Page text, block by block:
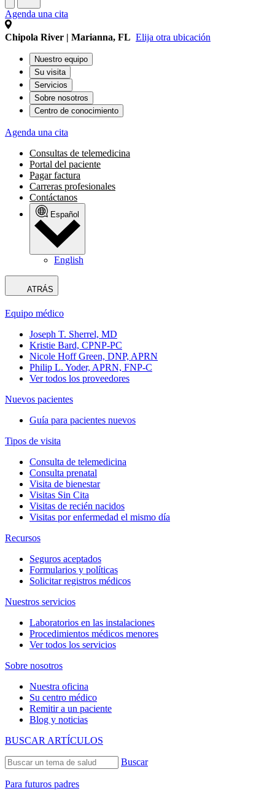
Agenda una cita
Chipola River | Marianna, FL Elija otra ubicación
Nuestro equipo
Su visita
Servicios
Sobre nosotros
Centro de conocimiento
Agenda una cita
Consultas de telemedicina
Portal del paciente
Pagar factura
Carreras profesionales
Contáctanos
Español
English
ATRÁS
Equipo médico
Joseph T. Sherrel, MD
Kristie Bard, CPNP-PC
Nicole Hoff Green, DNP, APRN
Philip L. Yoder, APRN, FNP-C
Ver todos los proveedores
Nuevos pacientes
Guía para pacientes nuevos
Tipos de visita
Consulta de telemedicina
Consulta prenatal
Visita de bienestar
Visitas Sin Cita
Visitas de recién nacidos
Visitas por enfermedad el mismo día
Recursos
Seguros aceptados
Formularios y políticas
Solicitar registros médicos
Nuestros servicios
Laboratorios en las instalaciones
Procedimientos médicos menores
Ver todos los servicios
Sobre nosotros
Nuestra oficina
Su centro médico
Remitir a un paciente
Blog y noticias
BUSCAR ARTÍCULOS
Buscar
Para futuros padres